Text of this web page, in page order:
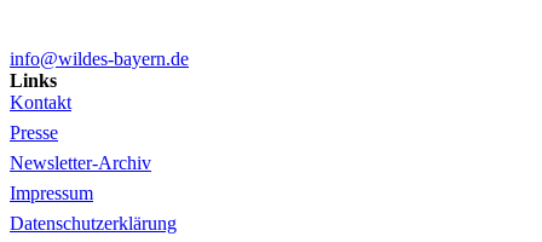
info@wildes-bayern.de
Links
Kontakt
Presse
Newsletter-Archiv
Impressum
Datenschutzerklärung